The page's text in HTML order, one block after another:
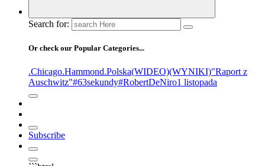
Search for:
Or check our Popular Categories...
.Chicago.Hammond.Polska(WIDEO)(WYNIKI)"Raport z
Auschwitz"#63sekundy#RobertDeNiro1 listopada
Subscribe